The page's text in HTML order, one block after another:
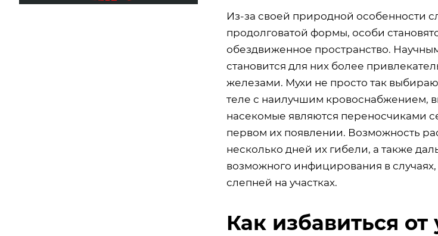
Из-за своей природной особенности
продолговатой формы, особи
обездвиженное пространство.
становится для них более
железами. Мухи не просто так
теле с наилучшим кровоснабжением,
насекомые являются переносчиками
первом их появлении. Возможность
несколько дней их гибели, а также
возможного инфицирования в
слепней на участках.
Как избавиться от